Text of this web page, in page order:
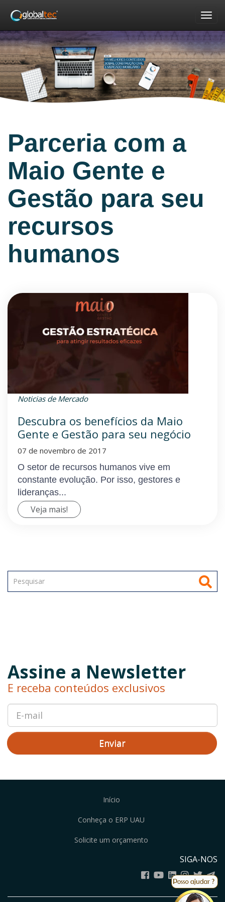
Parceria com a
Maio Gente e
Gestão para seu
recursos
humanos
Noticias de Mercado
Descubra os benefícios da Maio
Gente e Gestão para seu negócio
07 de novembro de 2017
O setor de recursos humanos vive em
constante evolução. Por isso, gestores e
lideranças...
Veja mais!
Assine a Newsletter
E receba conteúdos exclusivos
Enviar
Início
Conheça o ERP UAU
Solicite um orçamento
SIGA-NOS